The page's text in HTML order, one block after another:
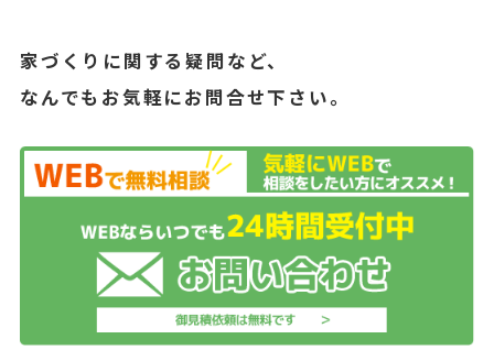
家づくりに関する疑問など、
なんでもお気軽にお問合せ下さい。